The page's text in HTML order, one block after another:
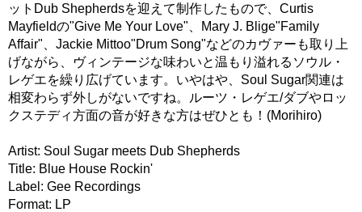
ットDub Shepherdsを迎えて制作したもので、Curtis
Mayfieldの"Give Me Your Love"、Mary J. Blige"Family
Affair"、Jackie Mittoo"Drum Song"などのカヴァーも取り上
げながら、ヴィンテージな味わいと温もり溢れるソウル・
レゲエを繰り広げています。いやはや、Soul Sugar関連は
相変わらず外しがないですね。ルーツ・レゲエ/ダブやロッ
クステディ方面の音が好きな方はぜひとも！(Morihiro)
Artist: Soul Sugar meets Dub Shepherds
Title: Blue House Rockin'
Label: Gee Recordings
Format: LP